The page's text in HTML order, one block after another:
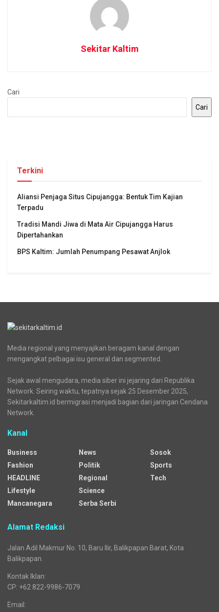
Sekitar Kaltim
Cari
Cari
Terkini
Aliansi Penjaga Situs Cipujangga: Bentuk Tim Kajian
Terpadu
Tradisi Mandi Jiwa di Mata Air Cipujangga Harus
Dipertahankan
BPS Kaltim: Jumlah Penumpang Pesawat Anjlok
Media regional yang menyajikan beragam kanal dengan
mengangkat pelbagai isu general dan segmented.
Sejak awal mengudara, media siber ini jejaring dari Republika
Network. Seiring waktu, tepatnya sejak 25 Desember 2025,
Sekitarkaltim.id bermigrasi menjadi bagian dari jaringan Cendana
Network.
Kanal
Business
Fashion
HEADLINE
Lifestyle
Mancanegara
News
Politik
Regional
Science
Serba Serbi
Sosok
Sports
Tech
Alamat Redaksi
Jalan Adil Makmur No. 10, Baru Ilir, Balikpapan Barat, Kota
Balikpapan.
Kontak Iklan:
CP: +62 822-9986-7079
Email: